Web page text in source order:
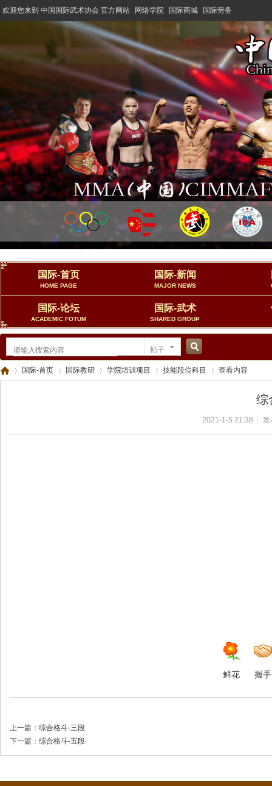
欢迎您来到 中国国际武术协会 官方网站 网络学院 国际商城 国际劳务
国际-首页
HOME PAGE
国际-新闻
MAJOR NEWS
国际-论坛
ACADEMIC FOTUM
国际-武术
SHARED GROUP
帖子
搜
国际-首页 国际教研 学院培训项目 技能段位科目
›
查看内容
综
2021-1-5 21:38 发
鲜花 握手
上一篇： 综合格斗-三段
下一篇： 综合格斗-五段